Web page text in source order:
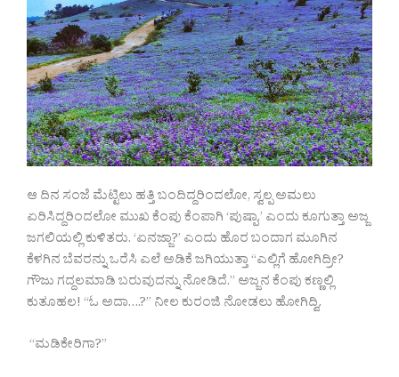
ಆ ದಿನ ಸಂಜೆ ಮೆಟ್ಟಿಲು ಹತ್ತಿ ಬಂದಿದ್ದರಿಂದಲೋ, ಸ್ವಲ್ಪ ಅಮಲು
ಏರಿಸಿದ್ದರಿಂದಲೋ ಮುಖ ಕೆಂಪು ಕೆಂಪಾಗಿ ‘ಪುಷ್ಪಾ,’ ಎಂದು ಕೂಗುತ್ತಾ ಅಜ್ಜ
ಜಗಲಿಯಲ್ಲಿ ಕುಳಿತರು. ‘ಏನಜ್ಜಾ?’ ಎಂದು ಹೊರ ಬಂದಾಗ ಮೂಗಿನ
ಕೆಳಗಿನ ಬೆವರನ್ನು ಒರೆಸಿ ಎಲೆ ಅಡಿಕೆ ಜಗಿಯುತ್ತಾ “ಎಲ್ಲಿಗೆ ಹೋಗಿದ್ರೀ?
ಗೌಜು ಗದ್ದಲಮಾಡಿ ಬರುವುದನ್ನು ನೋಡಿದೆ.” ಅಜ್ಜನ ಕೆಂಪು ಕಣ್ಣಲ್ಲಿ
ಕುತೂಹಲ! “ಓ ಅದಾ….?” ನೀಲ ಕುರಂಜಿ ನೋಡಲು ಹೋಗಿದ್ವಿ.
“ಮಡಿಕೇರಿಗಾ?”